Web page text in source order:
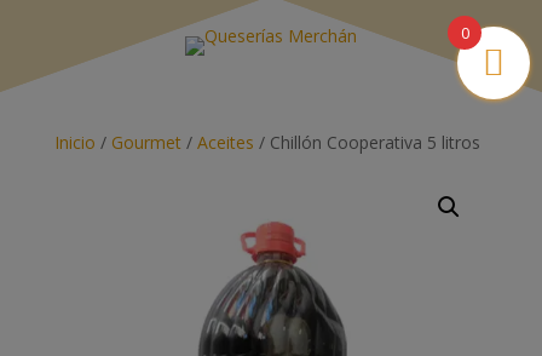
Inicio / Gourmet/ Aceites / Chillón Cooperativa 5 litros
0